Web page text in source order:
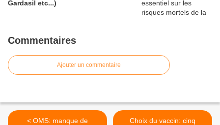
Gardasil etc...)
Commentaires
Ajouter un commentaire
< OMS: manque de
Choix du vaccin: cinq